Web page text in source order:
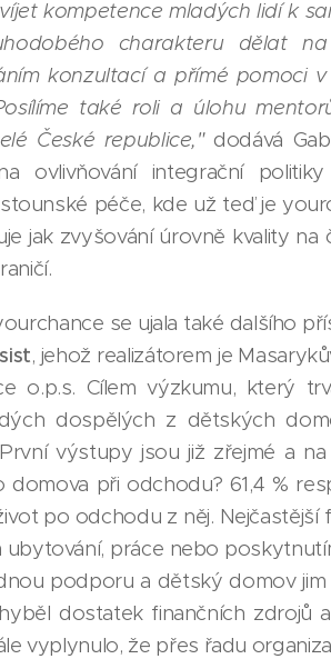
kompetence mladých lidí k
charakteru dělat
konzultací a přímé pomoci
také roli a úlohu
České republice,"dodává
ovlivňování integrační
péče, kde už teď je
jak zvyšování úrovně kvality
se ujala také dalšího
, jehož realizátorem je
o.p.s. Cílem výzkumu, který
dospělých z dětských
výstupy jsou již zřejmé a
domova při odchodu? 61,4 %
po odchodu z něj. Nejčastější
ubytování, práce nebo
podporu a dětský domov
dostatek finančních
vyplynulo, že přes řadu